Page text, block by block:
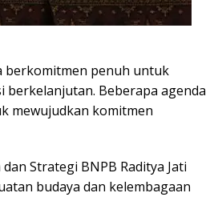
berkomitmen penuh untuk
berkelanjutan. Beberapa agenda
mewujudkan komitmen
Strategi BNPB Raditya Jati
budaya dan kelembagaan